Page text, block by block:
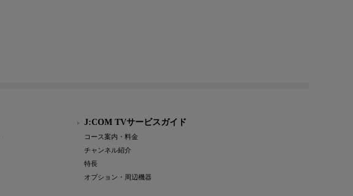
J:COM TVサービスガイド
コース案内・料金
チャンネル紹介
特長
オプション・周辺機器